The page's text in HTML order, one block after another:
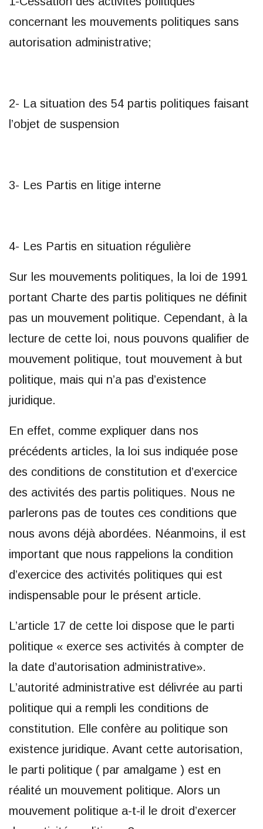
concernant les mouvements politiques sans
autorisation administrative;
2- La situation des 54 partis politiques faisant
l’objet de suspension
3- Les Partis en litige interne
4- Les Partis en situation régulière
Sur les mouvements politiques, la loi de 1991
portant Charte des partis politiques ne définit
pas un mouvement politique. Cependant, à la
lecture de cette loi, nous pouvons qualifier de
mouvement politique, tout mouvement à but
politique, mais qui n’a pas d’existence
juridique.
En effet, comme expliquer dans nos
précédents articles, la loi sus indiquée pose
des conditions de constitution et d’exercice
des activités des partis politiques. Nous ne
parlerons pas de toutes ces conditions que
nous avons déjà abordées. Néanmoins, il est
important que nous rappelions la condition
d’exercice des activités politiques qui est
indispensable pour le présent article.
L’article 17 de cette loi dispose que le parti
politique « exerce ses activités à compter de
la date d’autorisation administrative».
L’autorité administrative est délivrée au parti
politique qui a rempli les conditions de
constitution. Elle confère au politique son
existence juridique. Avant cette autorisation,
le parti politique ( par amalgame ) est en
réalité un mouvement politique. Alors un
mouvement politique a-t-il le droit d’exercer